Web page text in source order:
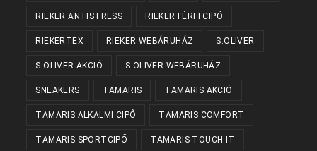
RIEKER ANTISTRESS RIEKER FÉRFI CIPŐ
RIEKERTEX RIEKER WEBÁRUHÁZ S.OLIVER
S.OLIVER AKCIÓ S.OLIVER WEBÁRUHÁZ
SNEAKERS TAMARIS TAMARIS AKCIÓ
TAMARIS ALKALMI CIPŐ TAMARIS COMFORT
TAMARIS SPORTCIPŐ TAMARIS TOUCH-IT